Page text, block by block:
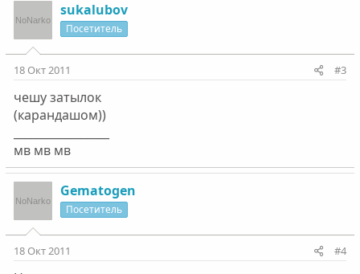
sukalubov
Посетитель
18 Окт 2011 #3
чешу затылок
(карандашом))
мв мв мв
Gematogen
Посетитель
18 Окт 2011 #4